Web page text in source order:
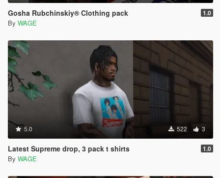
Gosha Rubchinskiy® Clothing pack 1.0
By WAGE
5.0 522 3
Latest Supreme drop, 3 pack t shirts 1.0
By WAGE